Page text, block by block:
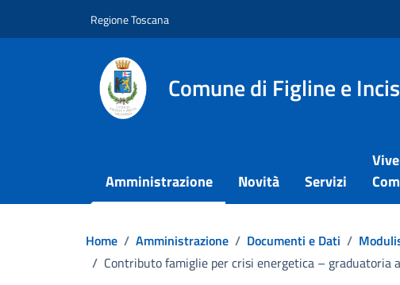
Regione Toscana
Comune di Figline e
Amministrazione Novità Servizi
Home / Amministrazione / Documenti e Dati /
/ Contributo famiglie per crisi energetica – graduatoria